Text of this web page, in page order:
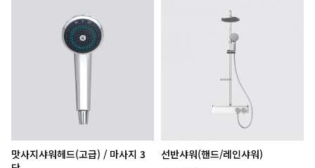
맛사지샤워헤드(고급) / 마사지 3
선반샤워(핸드/레인샤워)